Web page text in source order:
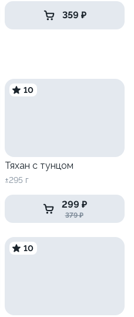
359 ₽
10
Тяхан с тунцом
±295 г
299 ₽
379 ₽
10